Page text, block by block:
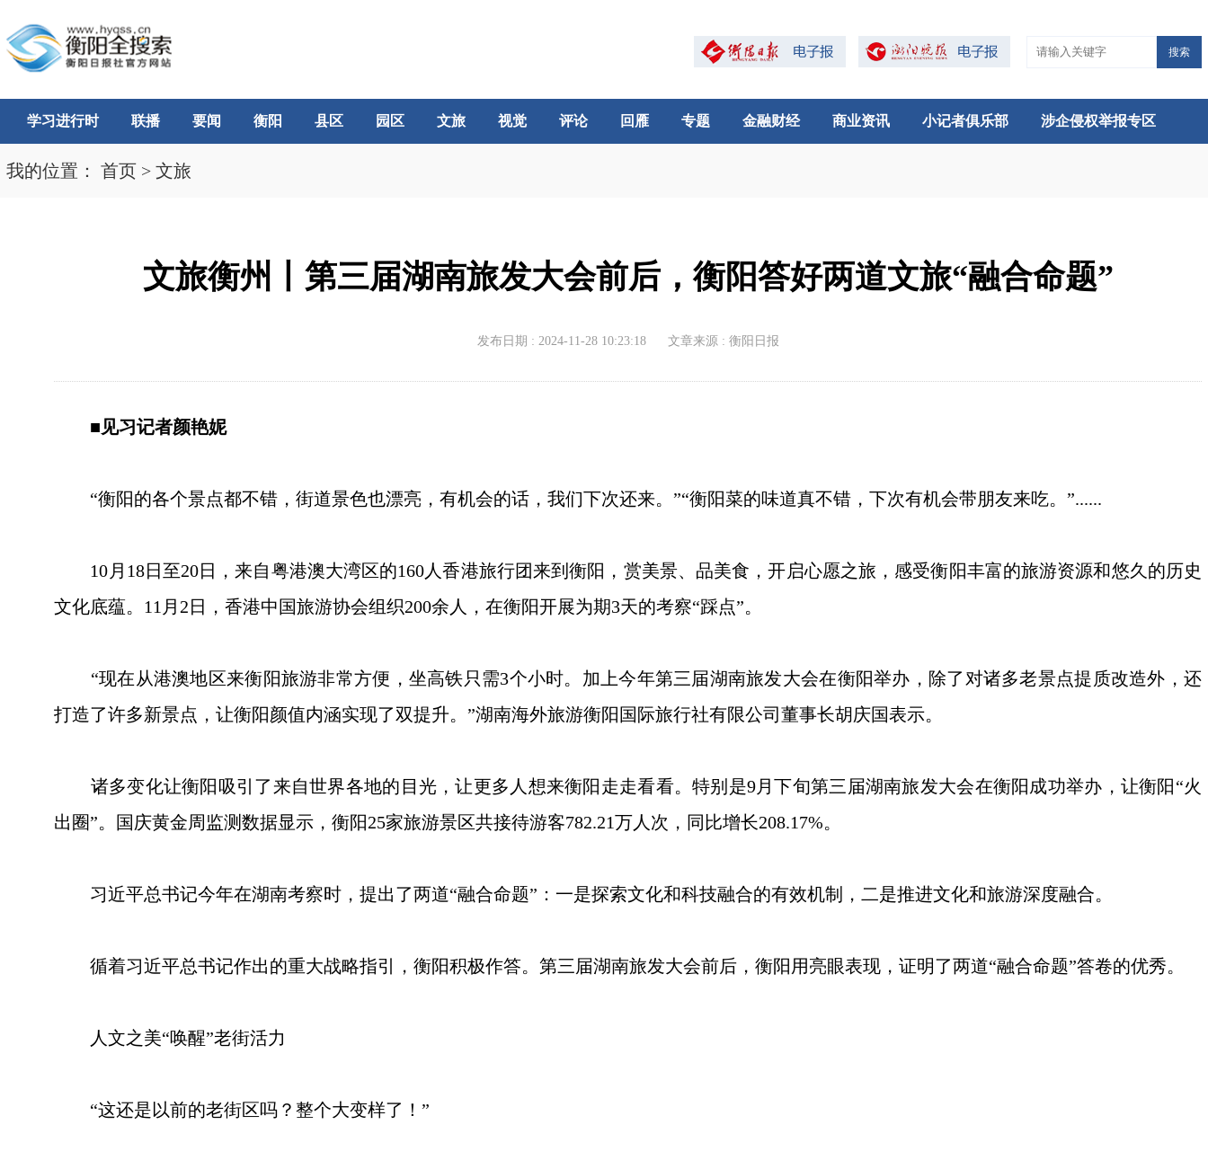
搜索
学习进行时 联播 要闻 衡阳 县区 园区 文旅 视觉 评论 回雁 专题 金融财经 商业资讯 小记者俱乐部 涉企侵权举报专区
我的位置： 首页 > 文旅
文旅衡州丨第三届湖南旅发大会前后，衡阳答好两道文旅“融合命题”
发布日期 : 2024-11-28 10:23:18 文章来源 : 衡阳日报
■见习记者颜艳妮
“衡阳的各个景点都不错，街道景色也漂亮，有机会的话，我们下次还来。”“衡阳菜的味道真不错，下次有机会带朋友来吃。”......
10月18日至20日，来自粤港澳大湾区的160人香港旅行团来到衡阳，赏美景、品美食，开启心愿之旅，感受衡阳丰富的旅游资源和悠久的历史
文化底蕴。11月2日，香港中国旅游协会组织200余人，在衡阳开展为期3天的考察“踩点”。
“现在从港澳地区来衡阳旅游非常方便，坐高铁只需3个小时。加上今年第三届湖南旅发大会在衡阳举办，除了对诸多老景点提质改造外，还
打造了许多新景点，让衡阳颜值内涵实现了双提升。”湖南海外旅游衡阳国际旅行社有限公司董事长胡庆国表示。
诸多变化让衡阳吸引了来自世界各地的目光，让更多人想来衡阳走走看看。特别是9月下旬第三届湖南旅发大会在衡阳成功举办，让衡阳“火
出圈”。国庆黄金周监测数据显示，衡阳25家旅游景区共接待游客782.21万人次，同比增长208.17%。
习近平总书记今年在湖南考察时，提出了两道“融合命题”：一是探索文化和科技融合的有效机制，二是推进文化和旅游深度融合。
循着习近平总书记作出的重大战略指引，衡阳积极作答。第三届湖南旅发大会前后，衡阳用亮眼表现，证明了两道“融合命题”答卷的优秀。
人文之美“唤醒”老街活力
“这还是以前的老街区吗？整个大变样了！”